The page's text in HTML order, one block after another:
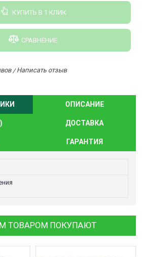
КУПИТЬ В 1 КЛИК
СРАВНЕНИЕ
/Написать отзыв
ОПИСАНИЕ
ДОСТАВКА
ГАРАНТИЯ
ТОВАРОМ ПОКУПАЮТ